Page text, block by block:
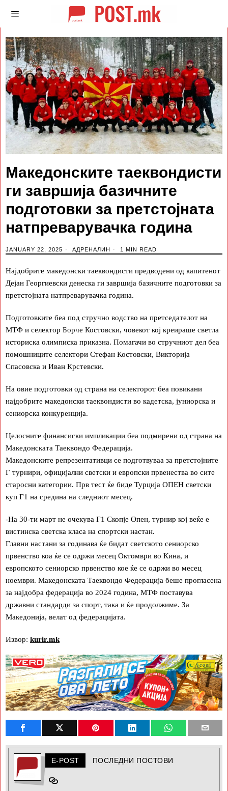
Македонските таеквондисти
ги завршија базичните
подготовки за претстојната
натпреварувачка година
JANUARY 22, 2025 АДРЕНАЛИН 1 MIN READ
Најдобрите македонски таеквондисти предводени од капитенот
Дејан Георгиевски денеска ги завршија базичните подготовки за
претстојната натпреварувачка година.
Подготовките беа под стручно водство на претседателот на
МТФ и селектор Борче Костовски, човекот кој креираше светла
историска олимписка приказна. Помагачи во стручниот дел беа
помошниците селектори Стефан Костовски, Викторија
Спасовска и Иван Крстевски.
На овие подготовки од страна на селекторот беа повикани
најдобрите македонски таеквондисти во кадетска, јуниорска и
сениорска конкуренција.
Целосните финансиски импликации беа подмирени од страна на
Македонската Таеквондо Федерација.
Македонските репрезентативци се подготвуваа за претстојните
Г турнири, официјални светски и европски првенества во сите
старосни категории. Прв тест ќе биде Турција ОПЕН светски
куп Г1 на средина на следниот месец.
-На 30-ти март не очекува Г1 Скопје Опен, турнир кој веќе е
вистинска светска класа на спортски настан.
Главни настани за годинава ќе бидат светското сениорско
првенство коа ќе се одржи месец Октомври во Кина, и
европското сениорско првенство кое ќе се одржи во месец
ноември. Македонската Таеквондо Федерација беше прогласена
за најдобра федерација во 2024 година, МТФ поставува
државни стандарди за спорт, така и ќе продолжиме. За
Македонија, велат од федерацијата.
Извор: kurir.mk
E-POST ПОСЛЕДНИ ПОСТОВИ